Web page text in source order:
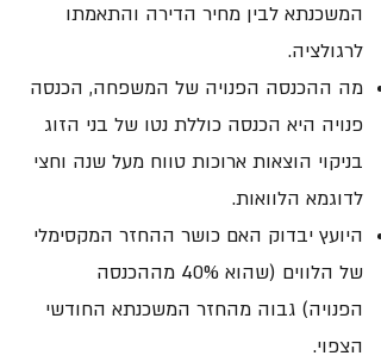
המשכנתא לבין מחיר הדירה והתאמתו
לרגולציה.
מה ההכנסה הפנויה של המשפחה, הכנסה
פנויה היא הכנסה כוללת נטו של בני הזוג
בניקוי הוצאות ארוכות טווח מעל שנה וחצי
לדוגמא הלוואות.
היועץ יבדוק האם כושר ההחזר המקסימלי
של הלווים (שהוא 40% מההכנסה
הפנויה) גבוה מהחזר המשכנתא החודשי
הצפוי.